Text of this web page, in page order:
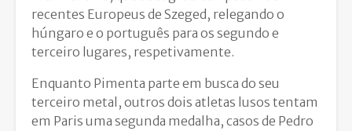
recentes Europeus de Szeged, relegando o
húngaro e o português para os segundo e
terceiro lugares, respetivamente.
Enquanto Pimenta parte em busca do seu
terceiro metal, outros dois atletas lusos tentam
em Paris uma segunda medalha, casos de Pedro